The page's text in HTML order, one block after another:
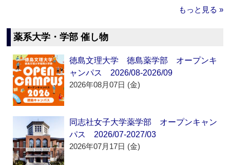
もっと見る »
薬系大学・学部 催し物
徳島文理大学 徳島薬学部 オープンキ
ャンパス 2026/08-2026/09
2026年08月07日 (金)
同志社女子大学薬学部 オープンキャン
パス 2026/07-2027/03
2026年07月17日 (金)